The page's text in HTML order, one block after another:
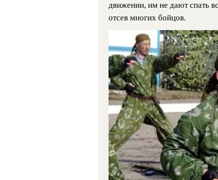
движении, им не дают спать
отсев многих бойцов.